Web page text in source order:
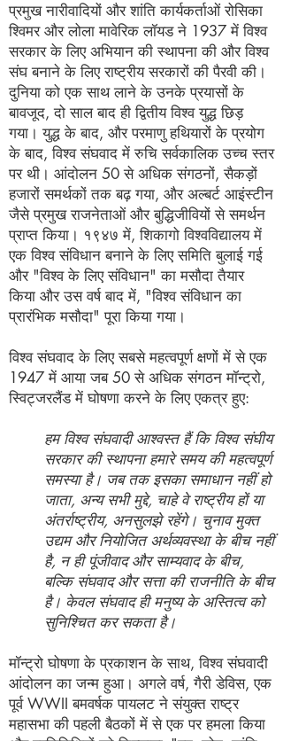
प्रमुख नारीवादियों और शांति कार्यकर्ताओं रोसिका
श्विमर और लोला मावेरिक लॉयड ने 1937 में विश्व
सरकार के लिए अभियान की स्थापना की और विश्व
संघ बनाने के लिए राष्ट्रीय सरकारों की पैरवी की।
दुनिया को एक साथ लाने के उनके प्रयासों के
बावजूद, दो साल बाद ही द्वितीय विश्व युद्ध छिड़
गया। युद्ध के बाद, और परमाणु हथियारों के प्रयोग
के बाद, विश्व संघवाद में रुचि सर्वकालिक उच्च स्तर
पर थी। आंदोलन 50 से अधिक संगठनों, सैकड़ों
हजारों समर्थकों तक बढ़ गया, और अल्बर्ट आइंस्टीन
जैसे प्रमुख राजनेताओं और बुद्धिजीवियों से समर्थन
प्राप्त किया। १९४७ में, शिकागो विश्वविद्यालय में
एक विश्व संविधान बनाने के लिए समिति बुलाई गई
और "विश्व के लिए संविधान" का मसौदा तैयार
किया और उस वर्ष बाद में, "विश्व संविधान का
प्रारंभिक मसौदा" पूरा किया गया।
विश्व संघवाद के लिए सबसे महत्वपूर्ण क्षणों में से एक
1947 में आया जब 50 से अधिक संगठन मॉन्ट्रो,
स्विट्जरलैंड में घोषणा करने के लिए एकत्र हुए:
हम विश्व संघवादी आश्वस्त हैं कि विश्व संघीय
सरकार की स्थापना हमारे समय की महत्वपूर्ण
समस्या है। जब तक इसका समाधान नहीं हो
जाता, अन्य सभी मुद्दे, चाहे वे राष्ट्रीय हों या
अंतर्राष्ट्रीय, अनसुलझे रहेंगे। चुनाव मुक्त
उद्यम और नियोजित अर्थव्यवस्था के बीच नहीं
है, न ही पूंजीवाद और साम्यवाद के बीच,
बल्कि संघवाद और सत्ता की राजनीति के बीच
है। केवल संघवाद ही मनुष्य के अस्तित्व को
सुनिश्चित कर सकता है।
मॉन्ट्रो घोषणा के प्रकाशन के साथ, विश्व संघवादी
आंदोलन का जन्म हुआ। अगले वर्ष, गैरी डेविस, एक
पूर्व WWII बमवर्षक पायलट ने संयुक्त राष्ट्र
महासभा की पहली बैठकों में से एक पर हमला किया